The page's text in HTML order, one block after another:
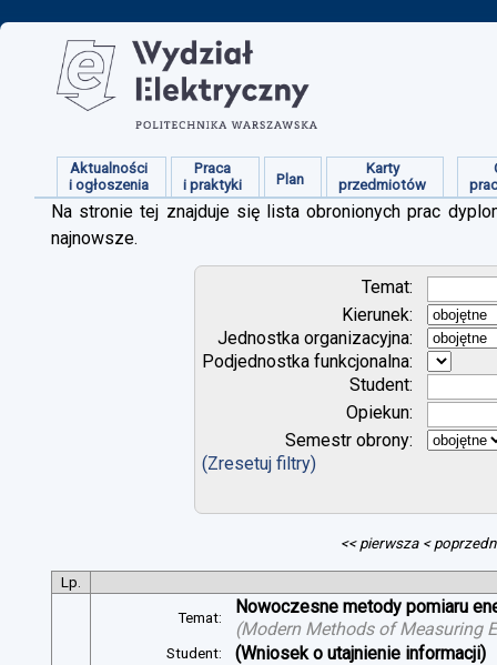
Aktualności
i ogłoszenia
Praca
i praktyki
Plan
Karty
przedmiotów
Na stronie tej znajduje się lista obronionych prac
najnowsze.
Temat:
Kierunek:
Jednostka organizacyjna:
Podjednostka funkcjonalna:
Student:
Opiekun:
Semestr obrony:
(Zresetuj filtry)
<< pierwsza <
Lp.
Temat:
Nowoczesne metody pomiaru
(Modern Methods of Measuring
Student: (Wniosek o utajnienie informacji)